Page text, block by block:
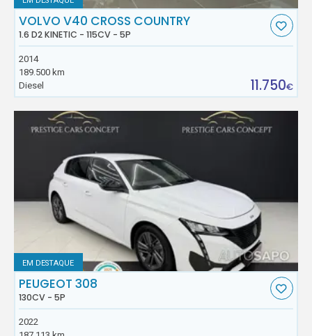
VOLVO V40 CROSS COUNTRY
1.6 D2 KINETIC - 115CV - 5P
2014
189.500 km
Diesel
11.750€
EM DESTAQUE
PEUGEOT 308
130CV - 5P
2022